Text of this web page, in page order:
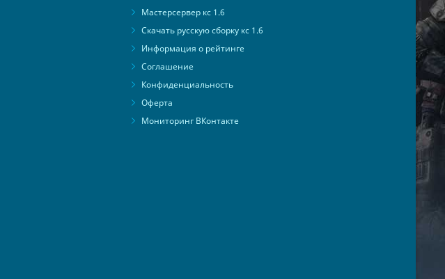
Мастерсервер кс 1.6
Скачать русскую сборку кс 1.6
Информация о рейтинге
Соглашение
Конфиденциальность
Оферта
Мониторинг ВКонтакте